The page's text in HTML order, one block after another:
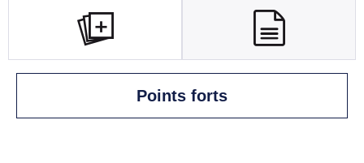
Points forts